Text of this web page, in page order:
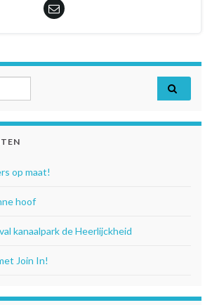
op maat!
hoof
kanaalpark de Heerlijckheid
Join In!